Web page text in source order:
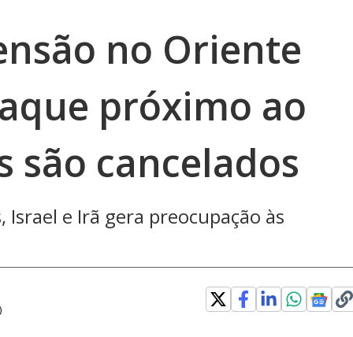
no Oriente
próximo ao
são cancelados
e Irã gera preocupação às
)